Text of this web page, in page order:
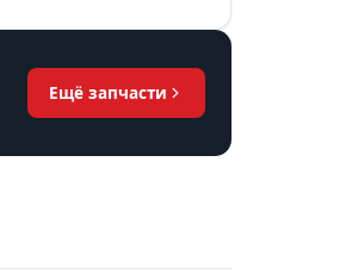
Ещё запчасти